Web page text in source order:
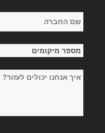
שם
החברה
*
מספר
*
איך
לעזור?